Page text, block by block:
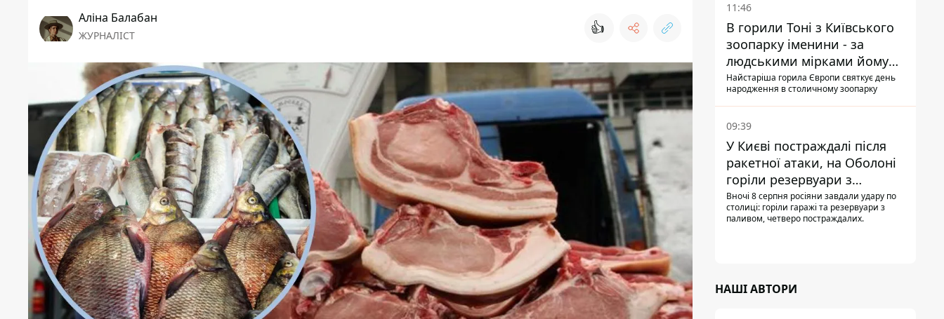
Аліна Балабан
ЖУРНАЛІСТ 👍
11:46
В горили Тоні з Київського
зоопарку іменини - за
людськими мірками йому
вже понад 90 років
Найстаріша горила Європи святкує день
народження в столичному зоопарку
09:39
У Києві постраждалі після
ракетної атаки, на Оболоні
горіли резервуари з
паливом
Вночі 8 серпня росіяни завдали удару по
столиці: горіли гаражі та резервуари з
паливом, четверо постраждалих.
НАШІ АВТОРИ